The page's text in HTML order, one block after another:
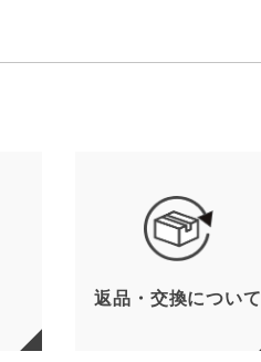
返品・交換について